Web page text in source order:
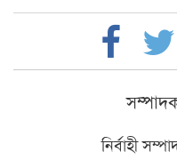
রাজশাহী কলেজের
এক্সিলেন্স অ্যাওয়ার্ড
বিশ্ব নদী বিবস উপলক্ষে
নির্বাহী